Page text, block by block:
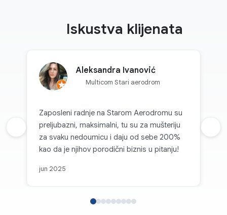
Iskustva klijenata
Aleksandra Ivanović
Multicom Stari aerodrom
Zaposleni radnje na Starom Aerodromu su
preljubazni, maksimalni, tu su za mušteriju
za svaku nedoumicu i daju od sebe 200%
kao da je njihov porodični biznis u pitanju!
jun 2025
Prethodna recenzija